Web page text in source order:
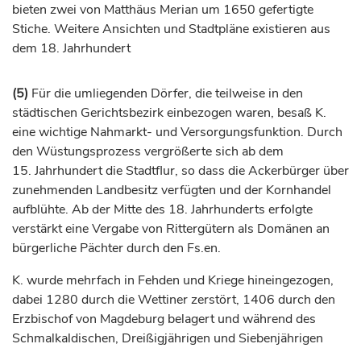
bieten zwei von Matthäus Merian um 1650 gefertigte
Stiche. Weitere Ansichten und Stadtpläne existieren aus
dem 18. Jahrhundert
(5) Für die umliegenden Dörfer, die teilweise in den
städtischen Gerichtsbezirk einbezogen waren, besaß K.
eine wichtige Nahmarkt- und Versorgungsfunktion. Durch
den Wüstungsprozess vergrößerte sich ab dem
15. Jahrhundertdie Stadtflur, so dass die Ackerbürger über
zunehmenden Landbesitz verfügten und der Kornhandel
aufblühte. Ab der Mitte des 18. Jahrhunderts erfolgte
verstärkt eine Vergabe von Rittergütern als Domänen an
bürgerliche Pächter durch den Fs.en.
K. wurde mehrfach in Fehden und Kriege hineingezogen,
dabei 1280 durch die Wettiner zerstört, 1406 durch den
Erzbischofvon Magdeburg belagert und während des
Schmalkaldischen, Dreißigjährigen und Siebenjährigen